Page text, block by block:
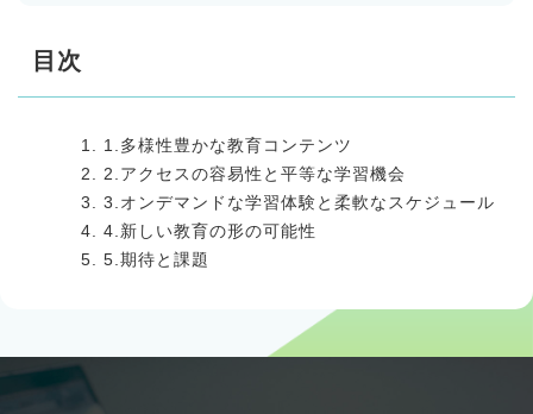
目次
1.多様性豊かな教育コンテンツ
2.アクセスの容易性と平等な学習機会
3.オンデマンドな学習体験と柔軟なスケジュール
4.新しい教育の形の可能性
5.期待と課題